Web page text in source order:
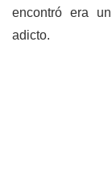
encontró era
adicto.